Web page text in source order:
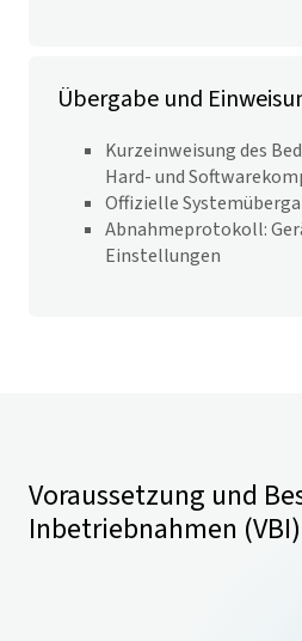
Übergabe und
Kurzeinweisung des
Hard- und
Offizielle
Abnahmeprotokoll:
Einstellungen
Voraussetzung und
Inbetriebnahmen (VBI)